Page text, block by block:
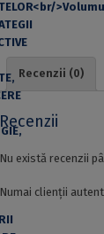
Recenzii (0)
Recenzii
Nu există recenzii
Numai clienții